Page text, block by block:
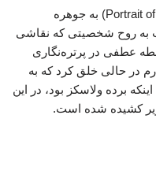
«پرتره خوان دِ پارخا»(Portrait of Juan de Pareja) به جوهره
به روح شخصیتی که نقاشی
عطفی در پرتره‌نگاری
رم در حالی خلق کرد که به
برده ولاسکز بود، در این
کشیده شده است.